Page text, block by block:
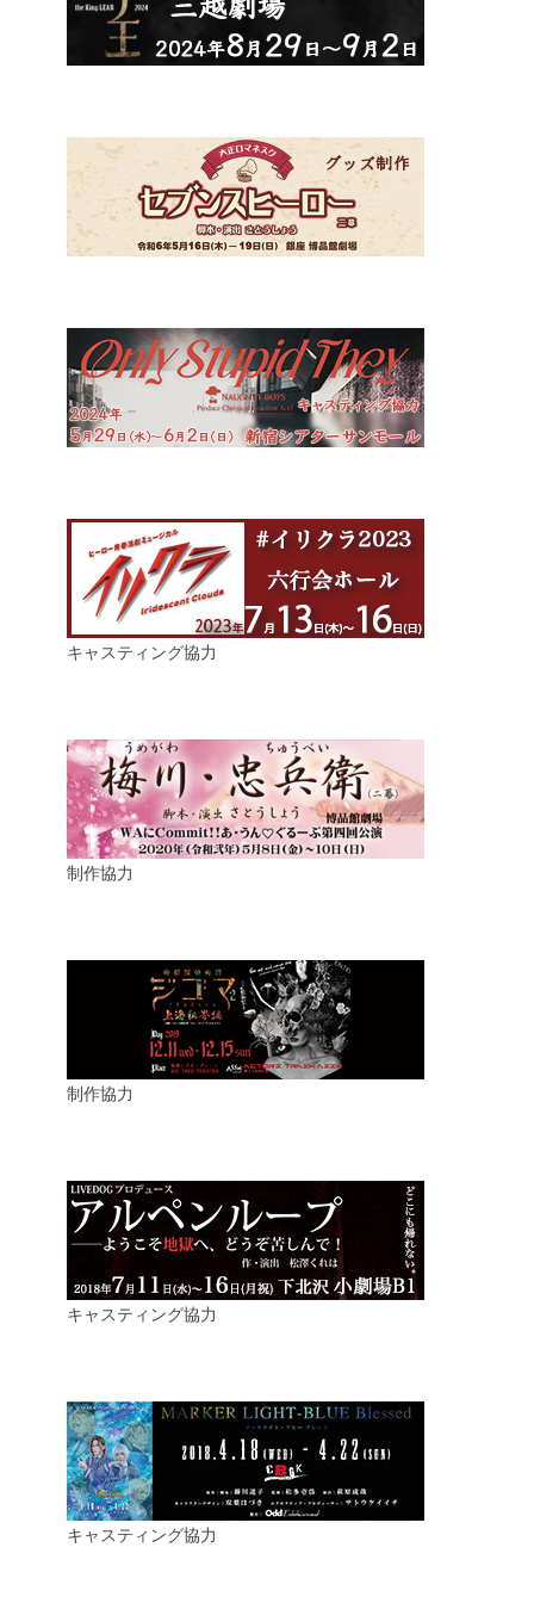
キャスティング協力
制作協力
制作協力
キャスティング協力
キャスティング協力